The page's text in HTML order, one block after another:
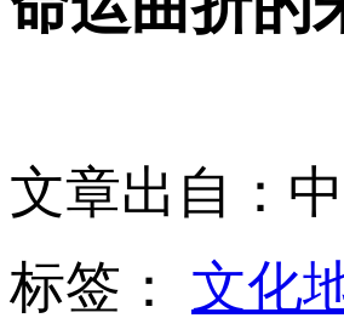
文章出自：
标签： 文化